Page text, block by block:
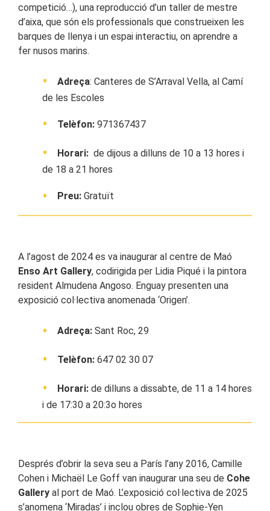
competició…), una reproducció d’un taller de mestre
d’aixa, que són els professionals que construeixen les
barques de llenya i un espai interactiu, on aprendre a
fer nusos marins.
Adreça: Canteres de S’Arraval Vella, al Camí
de les Escoles
Telèfon: 971367437
Horari: de dijous a dilluns de 10 a 13 hores i
de 18 a 21 hores
Preu: Gratuït
A l’agost de 2024 es va inaugurar al centre de Maó
Enso Art Gallery, codirigida per Lidia Piqué i la pintora
resident Almudena Angoso. Enguay presenten una
exposició col·lectiva anomenada ‘Origen’.
Adreça: Sant Roc, 29
Telèfon: 647 02 30 07
Horari: de dilluns a dissabte, de 11 a 14 hores
i de 17:30 a 20:3o hores
Després d’obrir la seva seu a París l’any 2016, Camille
Cohen i Michaël Le Goff van inaugurar una seu de Cohe
Gallery al port de Maó. L’exposició col·lectiva de 2025
s’anomena ‘Miradas’ i inclou obres de Sophie-Yen